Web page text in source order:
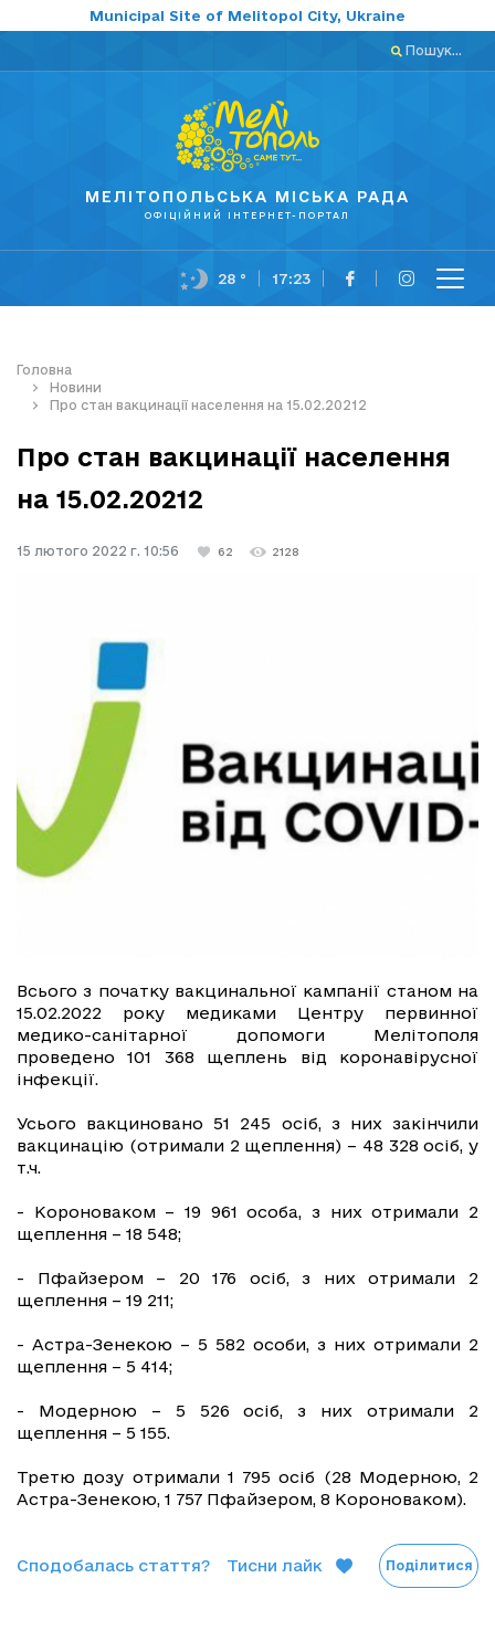
Municipal Site of Melitopol City, Ukraine
Пошук...
МЕЛІТОПОЛЬСЬКА МІСЬКА РАДА
ОФІЦІЙНИЙ ІНТЕРНЕТ-ПОРТАЛ
28 ° 17:23
Головна
Новини
Про стан вакцинації населення на 15.02.20212
Про стан вакцинації населення
на 15.02.20212
15 лютого 2022 г. 10:56 62 2128
Всього з початку вакцинальної кампанії станом на
15.02.2022 року медиками Центру первинної
медико-санітарної допомоги Мелітополя
проведено 101 368 щеплень від коронавірусної
інфекції.
Усього вакциновано 51 245 осіб, з них закінчили
вакцинацію (отримали 2 щеплення) – 48 328 осіб, у
т.ч.
- Короноваком – 19 961 особа, з них отримали 2
щеплення – 18 548;
- Пфайзером – 20 176 осіб, з них отримали 2
щеплення – 19 211;
- Астра-Зенекою – 5 582 особи, з них отримали 2
щеплення – 5 414;
- Модерною – 5 526 осіб, з них отримали 2
щеплення – 5 155.
Третю дозу отримали 1 795 осіб (28 Модерною, 2
Астра-Зенекою, 1 757 Пфайзером, 8 Короноваком).
Сподобалась стаття? Тисни лайк Поділитися